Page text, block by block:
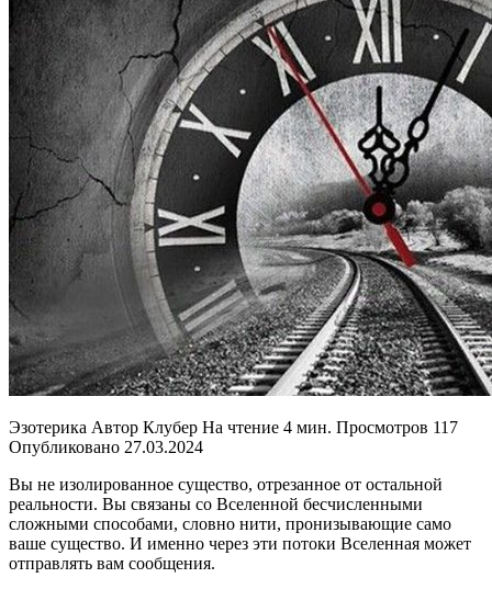
Эзотерика Автор Клубер На чтение 4 мин. Просмотров 117
Опубликовано 27.03.2024
Вы не изолированное существо, отрезанное от остальной
реальности. Вы связаны со Вселенной бесчисленными
сложными способами, словно нити, пронизывающие само
ваше существо. И именно через эти потоки Вселенная может
отправлять вам сообщения.